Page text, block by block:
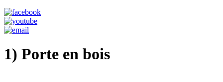
1) Porte en bois